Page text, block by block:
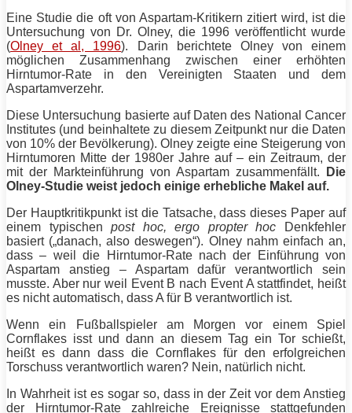
Eine Studie die oft von Aspartam-Kritikern zitiert wird, ist die
Untersuchung von Dr. Olney, die 1996 veröffentlicht wurde
(Olney et al, 1996). Darin berichtete Olney von einem
möglichen Zusammenhang zwischen einer erhöhten
Hirntumor-Rate in den Vereinigten Staaten und dem
Aspartamverzehr.
Diese Untersuchung basierte auf Daten des National Cancer
Institutes (und beinhaltete zu diesem Zeitpunkt nur die Daten
von 10% der Bevölkerung). Olney zeigte eine Steigerung von
Hirntumoren Mitte der 1980er Jahre auf – ein Zeitraum, der
mit der Markteinführung von Aspartam zusammenfällt.
Die
Olney-Studie weist jedoch einige erhebliche Makel auf.
Der Hauptkritikpunkt ist die Tatsache, dass dieses Paper auf
einem typischenpost hoc, ergo propter hoc Denkfehler
basiert („danach, also deswegen“). Olney nahm einfach an,
dass – weil die Hirntumor-Rate nach der Einführung von
Aspartam anstieg – Aspartam dafür verantwortlich sein
musste. Aber nur weil Event B nach Event A stattfindet, heißt
es nicht automatisch, dass A für B verantwortlich ist.
Wenn ein Fußballspieler am Morgen vor einem Spiel
Cornflakes isst und dann an diesem Tag ein Tor schießt,
heißt es dann dass die Cornflakes für den erfolgreichen
Torschuss verantwortlich waren? Nein, natürlich nicht.
In Wahrheit ist es sogar so, dass in der Zeit vor dem Anstieg
der Hirntumor-Rate zahlreiche Ereignisse stattgefunden